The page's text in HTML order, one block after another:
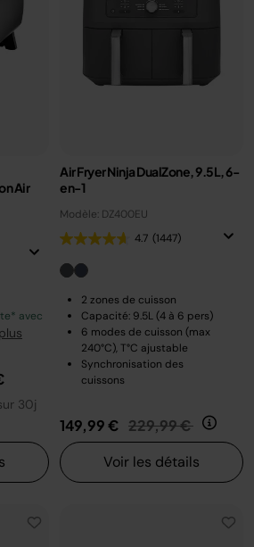
Air
avec
30j
Air Fryer Ninja DualZone, 9.5L, 6-
en-1
Modèle: DZ400EU
4.7 (1447)
2 zones de cuisson
Capacité: 9.5L (4 à 6 pers)
6 modes de cuisson (max
240°C), T°C ajustable
Synchronisation des
cuissons
149,99 € Prix réduit de
229,99 € au
Voir les détails